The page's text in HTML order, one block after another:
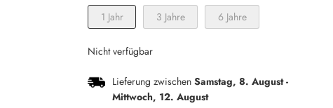
1 Jahr
3 Jahre 6 Jahre
Nicht verfügbar
Lieferung zwischen Samstag, 8. August-
Mittwoch, 12. August